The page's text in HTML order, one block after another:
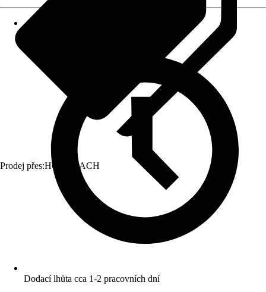
Prodej přes:HORNBACH
Dodací lhůta cca 1-2 pracovních dní